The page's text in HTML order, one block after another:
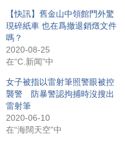
【快訊】舊金山中領館門外驚
現碎紙車 也在爲撤退銷燬文件
嗎？
2020-08-25
在“C.新闻”中
女子被指以雷射筆照警眼被控
襲警 防暴警認拘捕時沒搜出
雷射筆
2020-06-10
在“海闊天空”中